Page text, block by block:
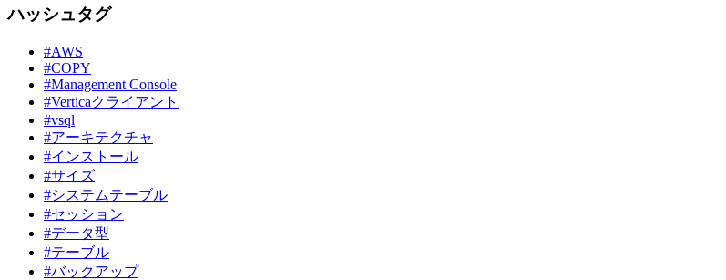
ハッシュタグ
#AWS
#COPY
#Management Console
#Verticaクライアント
#vsql
#アーキテクチャ
#インストール
#サイズ
#システムテーブル
#セッション
#データ型
#テーブル
#バックアップ